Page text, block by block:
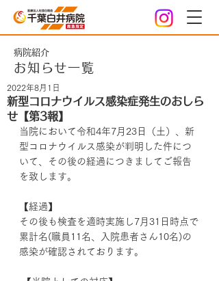
病院紹介
お知らせ一覧
新型コロナウイルス感染症発生のおしら
せ【第3報】
2022年8月1日
当院において令和4年7月23日（土）、新
型コロナウイルス感染が判明した件につ
いて、その後の経過につきましてご報告
を致します。
【経過】
その後も検査を適時実施し7月31日時点で
累計名(職員11名、入院患者さん10名)の
感染が確認されております。